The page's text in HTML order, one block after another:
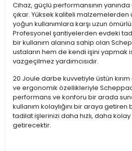
Cihaz, güçlü performansının yanında
çıkar. Yüksek kaliteli
yoğun kullanımlara karşı uzun ömürlü
Profesyonel şantiyelerden evdeki
bir kullanım alanına sahip olan
ustaların hem de kendi işini yapmak
vazgeçilmez yardımcısıdır.
20 Joule darbe kuvvetiyle üstün
ve ergonomik özellikleriyle Scheppach
performans ve konforu bir arada
kullanım kolaylığını bir araya
tadilat işlerinizi daha hızlı, daha
getirecektir.